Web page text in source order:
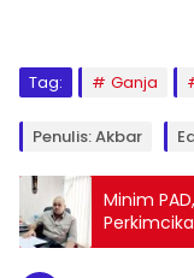
Tag: Ganja
Penulis: Akbar
Minim